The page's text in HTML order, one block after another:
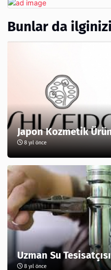
Bunlar da
Japon Kozmetik
8 yıl önce
Uzman Su Tesisatçısı
8 yıl önce